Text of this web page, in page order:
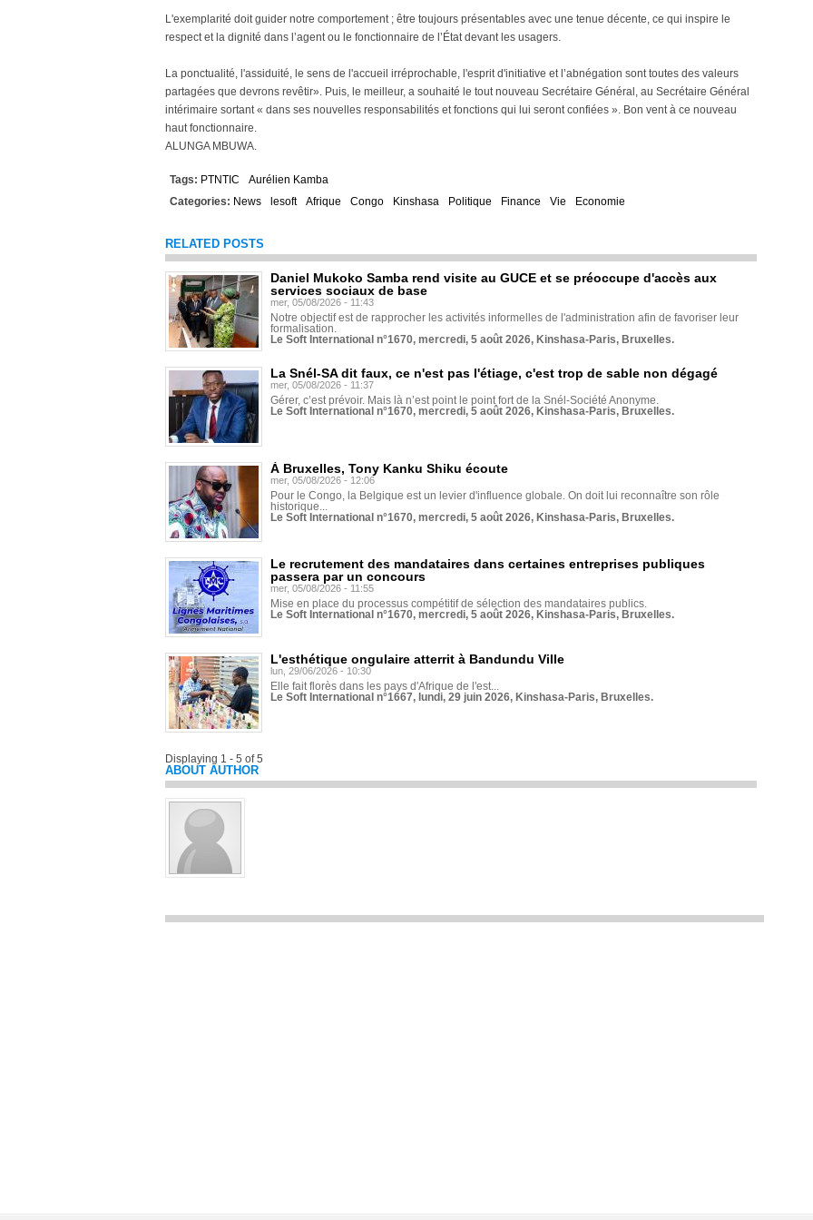
L'exemplarité doit guider notre comportement ; être toujours présentables avec une tenue décente, ce qui inspire le
respect et la dignité dans l’agent ou le fonctionnaire de l’État devant les usagers.
La ponctualité, l'assiduité, le sens de l'accueil irréprochable, l'esprit d'initiative et l’abnégation sont toutes des valeurs
partagées que devrons revêtir». Puis, le meilleur, a souhaité le tout nouveau Secrétaire Général, au Secrétaire Général
intérimaire sortant « dans ses nouvelles responsabilités et fonctions qui lui seront confiées ». Bon vent à ce nouveau
haut fonctionnaire.
ALUNGA MBUWA.
Tags: PTNTIC
Aurélien Kamba
Categories: News lesoft Afrique Congo Kinshasa Politique Finance Vie Economie
RELATED POSTS
Daniel Mukoko Samba rend visite au GUCE et se préoccupe d'accès aux
services sociaux de base
mer, 05/08/2026 - 11:43
Notre objectif est de rapprocher les activités informelles de l'administration afin de favoriser leur
formalisation.
Le Soft International n°1670, mercredi, 5 août 2026, Kinshasa-Paris, Bruxelles.
La Snél-SA dit faux, ce n'est pas l'étiage, c'est trop de sable non dégagé
mer, 05/08/2026 - 11:37
Gérer, c’est prévoir. Mais là n’est point le point fort de la Snél-Société Anonyme.
Le Soft International n°1670, mercredi, 5 août 2026, Kinshasa-Paris, Bruxelles.
À Bruxelles, Tony Kanku Shiku écoute
mer, 05/08/2026 - 12:06
Pour le Congo, la Belgique est un levier d'influence globale. On doit lui reconnaître son rôle
historique...
Le Soft International n°1670, mercredi, 5 août 2026, Kinshasa-Paris, Bruxelles.
Le recrutement des mandataires dans certaines entreprises publiques
passera par un concours
mer, 05/08/2026 - 11:55
Mise en place du processus compétitif de sélection des mandataires publics.
Le Soft International n°1670, mercredi, 5 août 2026, Kinshasa-Paris, Bruxelles.
L'esthétique ongulaire atterrit à Bandundu Ville
lun, 29/06/2026 - 10:30
Elle fait florès dans les pays d'Afrique de l'est...
Le Soft International n°1667, lundi, 29 juin 2026, Kinshasa-Paris, Bruxelles.
Displaying 1 - 5 of 5
ABOUT AUTHOR